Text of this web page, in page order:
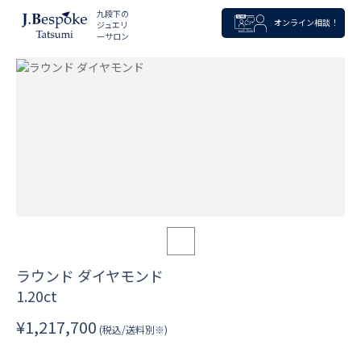
九段下の
ジュエリ
ーサロン
オンライン相談！
ラウンド ダイヤモンド
1.20ct
¥1,217,700 (税込/送料別※)